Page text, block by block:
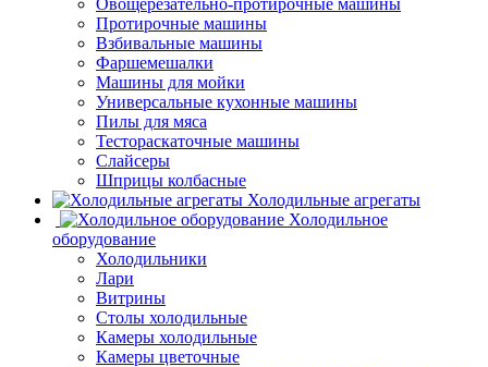
Овощерезательно-протирочные машины
Протирочные машины
Взбивальные машины
Фаршемешалки
Машины для мойки
Универсальные кухонные машины
Пилы для мяса
Тестораскаточные машины
Слайсеры
Шприцы колбасные
Холодильные агрегаты
Холодильное
оборудование
Холодильники
Лари
Витрины
Столы холодильные
Камеры холодильные
Камеры цветочные